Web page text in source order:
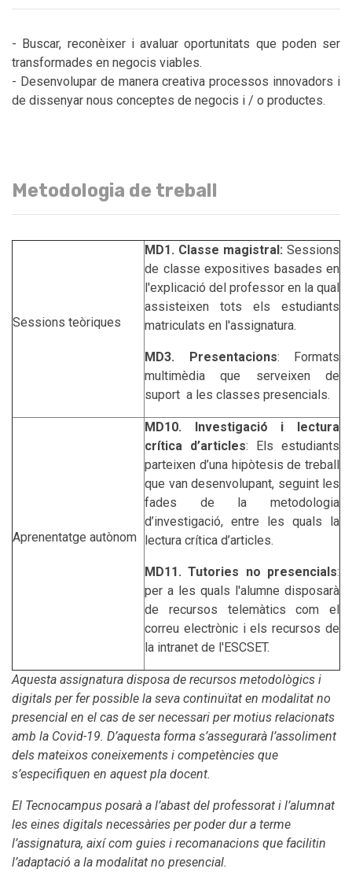
- Buscar, reconèixer i avaluar oportunitats que poden ser
transformades en negocis viables.
- Desenvolupar de manera creativa processos innovadors i
de dissenyar nous conceptes de negocis i / o productes.
Metodologia de treball
Sessions teòriques
MD1. Classe magistral: Sessions
de classe expositives basades en
l'explicació del professor en la qual
assisteixen tots els estudiants
matriculats en l'assignatura.
MD3. Presentacions: Formats
multimèdia que serveixen de
suport a les classes presencials.
Aprenentatge autònom
MD10. Investigació i lectura
crítica d’articles: Els estudiants
parteixen d’una hipòtesis de treball
que van desenvolupant, seguint les
fades de la metodologia
d’investigació, entre les quals la
lectura crítica d’articles.
MD11. Tutories no presencials:
per a les quals l'alumne disposarà
de recursos telemàtics com el
correu electrònic i els recursos de
la intranet de l'ESCSET.
Aquesta assignatura disposa de recursos metodològics i
digitals per fer possible la seva continuïtat en modalitat no
presencial en el cas de ser necessari per motius relacionats
amb la Covid-19. D’aquesta forma s’assegurarà l’assoliment
dels mateixos coneixements i competències que
s’especifiquen en aquest pla docent.
El Tecnocampus posarà a l’abast del professorat i l’alumnat
les eines digitals necessàries per poder dur a terme
l’assignatura, així com guies i recomanacions que facilitin
l’adaptació a la modalitat no presencial.